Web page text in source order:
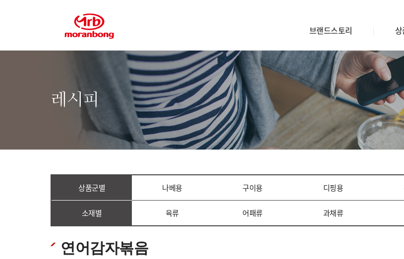
브랜드스토리
레시피
상품군별 나베용 구이용 디핑용
소재별 육류 어패류 과채류
연어감자볶음